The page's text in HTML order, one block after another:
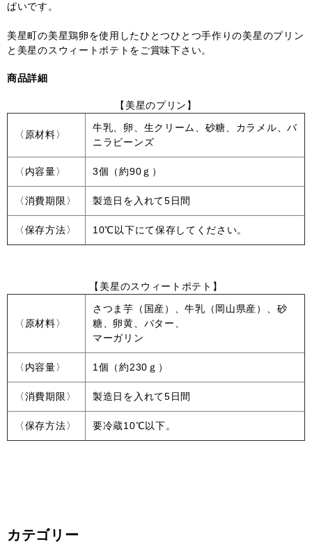
ぱいです。
美星町の美星鶏卵を使用したひとつひとつ手作りの美星のプリン
と美星のスウィートポテトをご賞味下さい。
商品詳細
【美星のプリン】
〈原材料〉
牛乳、卵、生クリーム、砂糖、カラメル、バ
ニラビーンズ
〈内容量〉 3個（約90ｇ）
〈消費期限〉 製造日を入れて5日間
〈保存方法〉 10℃以下にて保存してください。
【美星のスウィートポテト】
〈原材料〉
さつま芋（国産）、牛乳（岡山県産）、砂
糖、卵黄、バター、
マーガリン
〈内容量〉 1個（約230ｇ）
〈消費期限〉 製造日を入れて5日間
〈保存方法〉 要冷蔵10℃以下。
カテゴリー